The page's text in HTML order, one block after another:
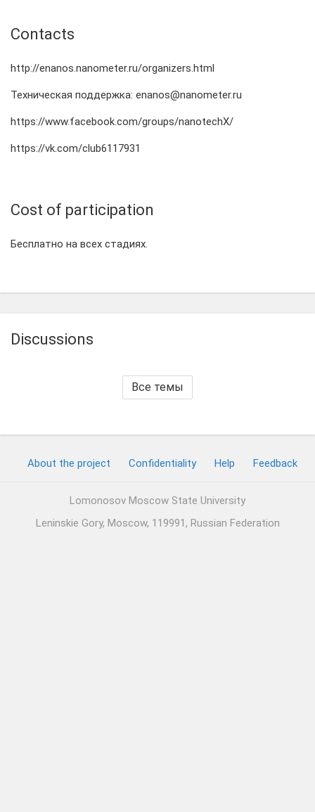
Contacts
http://enanos.nanometer.ru/organizers.html
Техническая поддержка: enanos@nanometer.ru
https://www.facebook.com/groups/nanotechX/
https://vk.com/club6117931
Cost of participation
Бесплатно на всех стадиях.
Discussions
Все темы
About the project Confidentiality Help Feedback
Lomonosov Moscow State University
Leninskie Gory, Moscow, 119991, Russian Federation